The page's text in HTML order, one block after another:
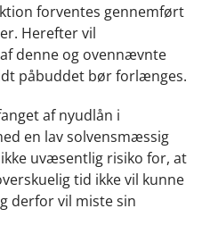
forventes gennemført
Herefter vil
denne og ovennævnte
påbuddet bør forlænges.
af nyudlån i
en lav solvensmæssig
uvæsentlig risiko for, at
tid ikke vil kunne
derfor vil miste sin